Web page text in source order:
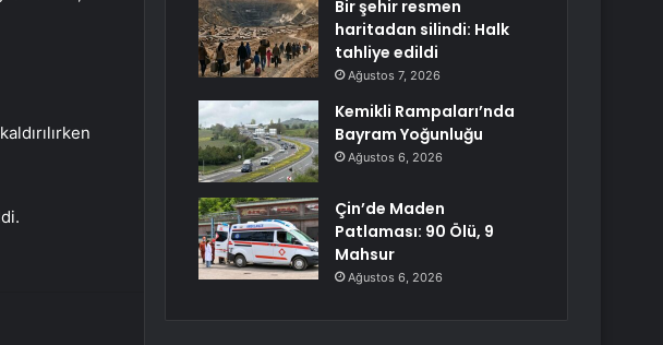
Bir şehir resmen
haritadan silindi: Halk
tahliye edildi
Ağustos 7, 2026
Kemikli Rampaları’nda
Bayram Yoğunluğu
Ağustos 6, 2026
Çin’de Maden
Patlaması: 90 Ölü, 9
Mahsur
Ağustos 6, 2026